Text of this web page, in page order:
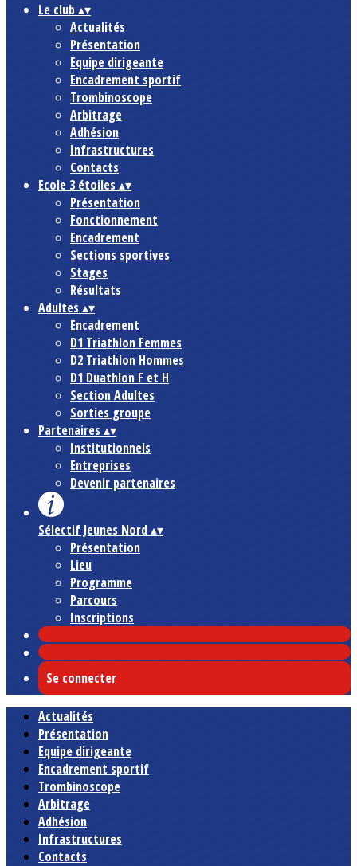
Le club ▴▾
Actualités
Présentation
Equipe dirigeante
Encadrement sportif
Trombinoscope
Arbitrage
Adhésion
Infrastructures
Contacts
Ecole 3 étoiles ▴▾
Présentation
Fonctionnement
Encadrement
Sections sportives
Stages
Résultats
Adultes ▴▾
Encadrement
D1 Triathlon Femmes
D2 Triathlon Hommes
D1 Duathlon F et H
Section Adultes
Sorties groupe
Partenaires ▴▾
Institutionnels
Entreprises
Devenir partenaires
Sélectif Jeunes Nord▴▾
Présentation
Lieu
Programme
Parcours
Inscriptions
Se connecter
Actualités
Présentation
Equipe dirigeante
Encadrement sportif
Trombinoscope
Arbitrage
Adhésion
Infrastructures
Contacts